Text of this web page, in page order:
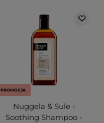
PROMOCJA
Nuggela & Sule -
Soothing Shampoo -